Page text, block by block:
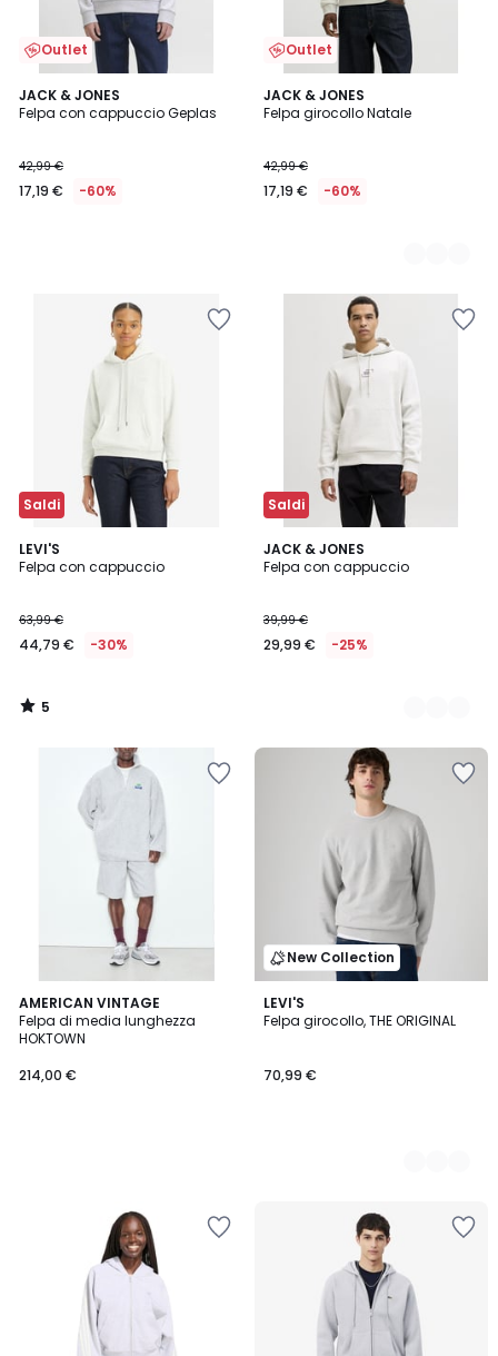
Outlet
JACK & JONES
Felpa con cappuccio Geplas
42,99 €
17,19 € -60%
Outlet
JACK & JONES
Felpa girocollo Natale
42,99 €
17,19 € -60%
4
Colori
Saldi
LEVI'S
Felpa con cappuccio
63,99 €
44,79 € -30%
5
/
5
/
Saldi
JACK & JONES
Felpa con cappuccio
39,99 €
29,99 € -25%
4
Colori
AMERICAN VINTAGE
Felpa di media lunghezza
HOKTOWN
214,00 €
New Collection
LEVI'S
Felpa girocollo, THE ORIGINAL
70,99 €
2
Colori